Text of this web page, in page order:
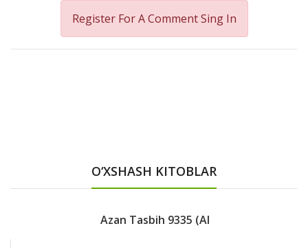
Register For A CommentSing In
O‘XSHASH KITOBLAR
Azan Tasbih 9335 (Al